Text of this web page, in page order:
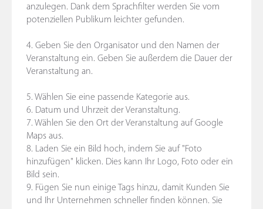
anzulegen. Dank dem Sprachfilter werden Sie vom
potenziellen Publikum leichter gefunden.
4. Geben Sie den Organisator und den Namen der
Veranstaltung ein. Geben Sie außerdem die Dauer der
Veranstaltung an.
5. Wählen Sie eine passende Kategorie aus.
6. Datum und Uhrzeit der Veranstaltung.
7. Wählen Sie den Ort der Veranstaltung auf Google
Maps aus.
8. Laden Sie ein Bild hoch, indem Sie auf "Foto
hinzufügen" klicken. Dies kann Ihr Logo, Foto oder ein
Bild sein.
9. Fügen Sie nun einige Tags hinzu, damit Kunden Sie
und Ihr Unternehmen schneller finden können. Sie